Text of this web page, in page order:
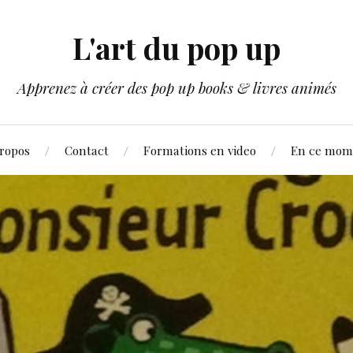
L'art du pop up
Apprenez à créer des pop up books & livres animés
Contact Formations en video En ce